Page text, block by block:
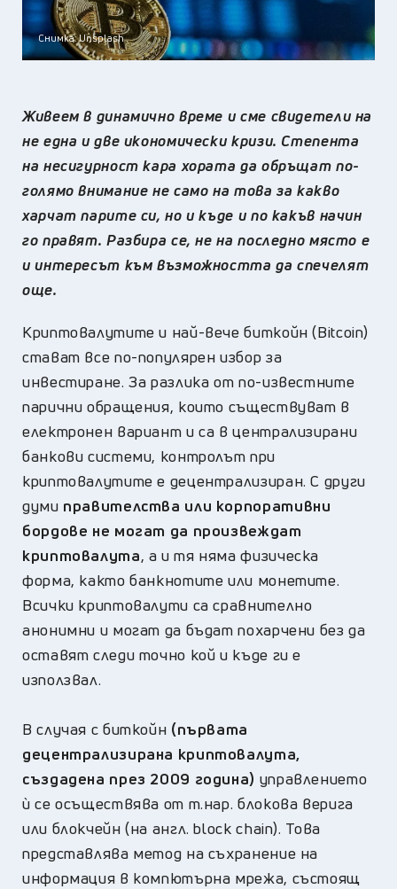
Снимка: Unsplash
Живеем в динамично време и сме свидетели на
не една и две икономически кризи. Степента
на несигурност кара хората да обръщат по-
голямо внимание не само на това за какво
харчат парите си, но и къде и по какъв начин
го правят. Разбира се, не на последно място е
и интересът към възможността да спечелят
още.
Криптовалутите и най-вече биткойн (Bitcoin)
стават все по-популярен избор за
инвестиране. За разлика от по-известните
парични обращения, които съществуват в
електронен вариант и са в централизирани
банкови системи, контролът при
криптовалутите е децентрализиран. С други
думи правителства или корпоративни
бордове не могат да произвеждат
криптовалута, а и тя няма физическа
форма, както банкнотите или монетите.
Всички криптовалути са сравнително
анонимни и могат да бъдат похарчени без да
оставят следи точно кой и къде ги е
използвал.
В случая с биткойн (първата
децентрализирана криптовалута,
създадена през 2009 година) управлението
ѝ се осъществява от т.нар. блокова верига
или блокчейн (на англ. block chain). Това
представлява метод на съхранение на
информация в компютърна мрежа, състоящ